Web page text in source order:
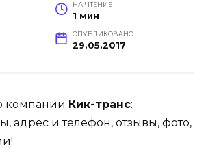
НА ЧТЕНИЕ
1 мин
ОПУБЛИКОВАНО
29.05.2017
компании Кик-транс:
адрес и телефон, отзывы, фото,